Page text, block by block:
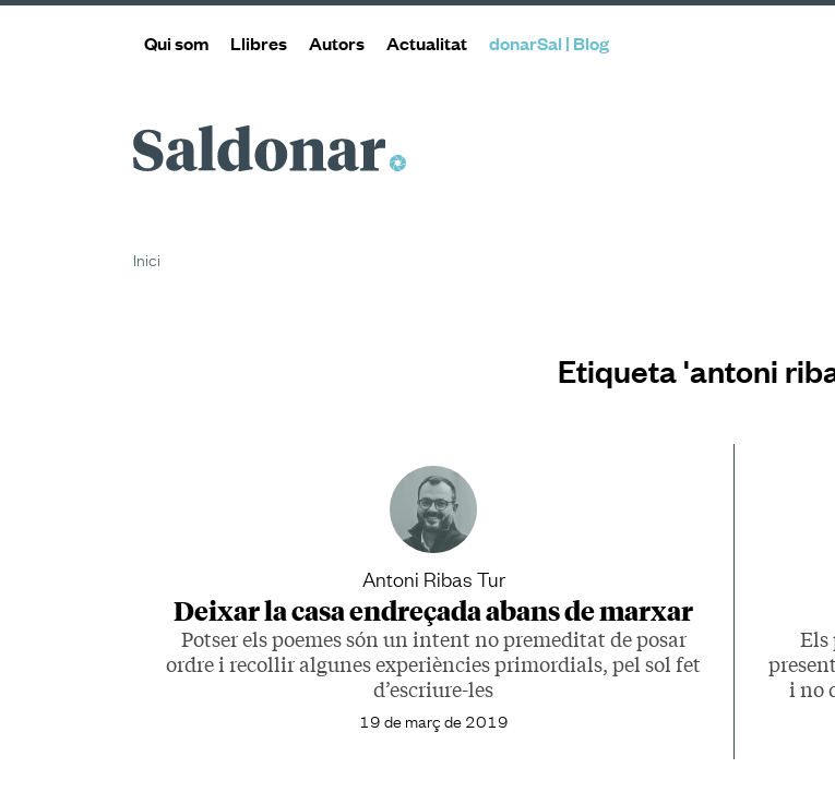
Qui som Llibres Autors Actualitat donarSal | Blog
Saldonar
Inici
Etiqueta 'antoni
Antoni Ribas Tur
Deixar la casa endreçada abans de marxar
Potser els poemes són un intent no premeditat de posar
ordre i recollir algunes experiències primordials, pel sol fet
d’escriure-les
19 de març de 2019
Els
i no